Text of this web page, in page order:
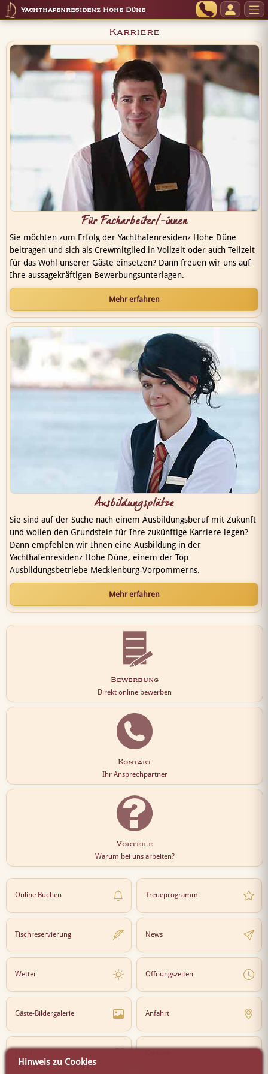
Yachthafenresidenz Hohe Düne
Karriere
Für Facharbeiter/-innen
Sie möchten zum Erfolg der Yachthafenresidenz Hohe Düne
beitragen und sich als Crewmitglied in Vollzeit oder auch Teilzeit
für das Wohl unserer Gäste einsetzen? Dann freuen wir uns auf
Ihre aussagekräftigen Bewerbungsunterlagen.
Mehr erfahren
Ausbildungsplätze
Sie sind auf der Suche nach einem Ausbildungsberuf mit Zukunft
und wollen den Grundstein für Ihre zukünftige Karriere legen?
Dann empfehlen wir Ihnen eine Ausbildung in der
Yachthafenresidenz Hohe Düne, einem der Top
Ausbildungsbetriebe Mecklenburg-Vorpommerns.
Mehr erfahren
Bewerbung
Direkt online bewerben
Kontakt
Ihr Ansprechpartner
Vorteile
Warum bei uns arbeiten?
Online Buchen Treueprogramm
Tischreservierung News
Wetter Öffnungszeiten
Gäste-Bildergalerie Anfahrt
Hinweis zu Cookies